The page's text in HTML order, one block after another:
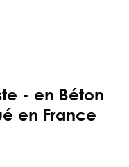
- en Béton
en France